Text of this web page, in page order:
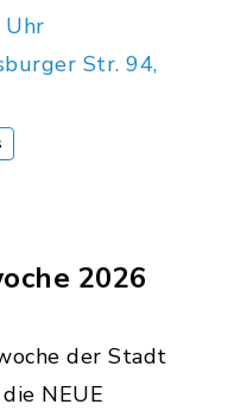
Uhr
Str. 94,
2026
der Stadt
NEUE